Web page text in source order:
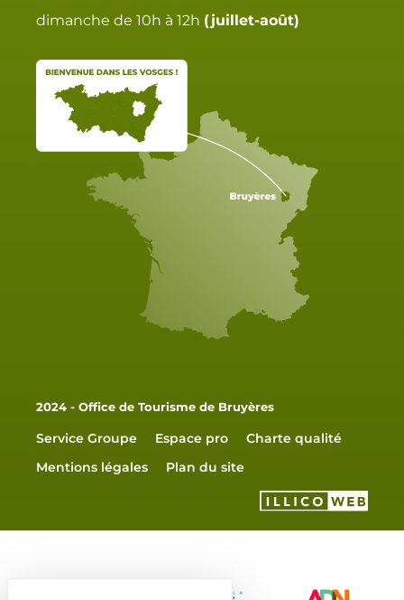
dimanche de 10h à 12h (juillet-août)
2024 - Office de Tourisme de Bruyères
Service Groupe Espace pro
Charte qualité
Mentions légales
Plan du site